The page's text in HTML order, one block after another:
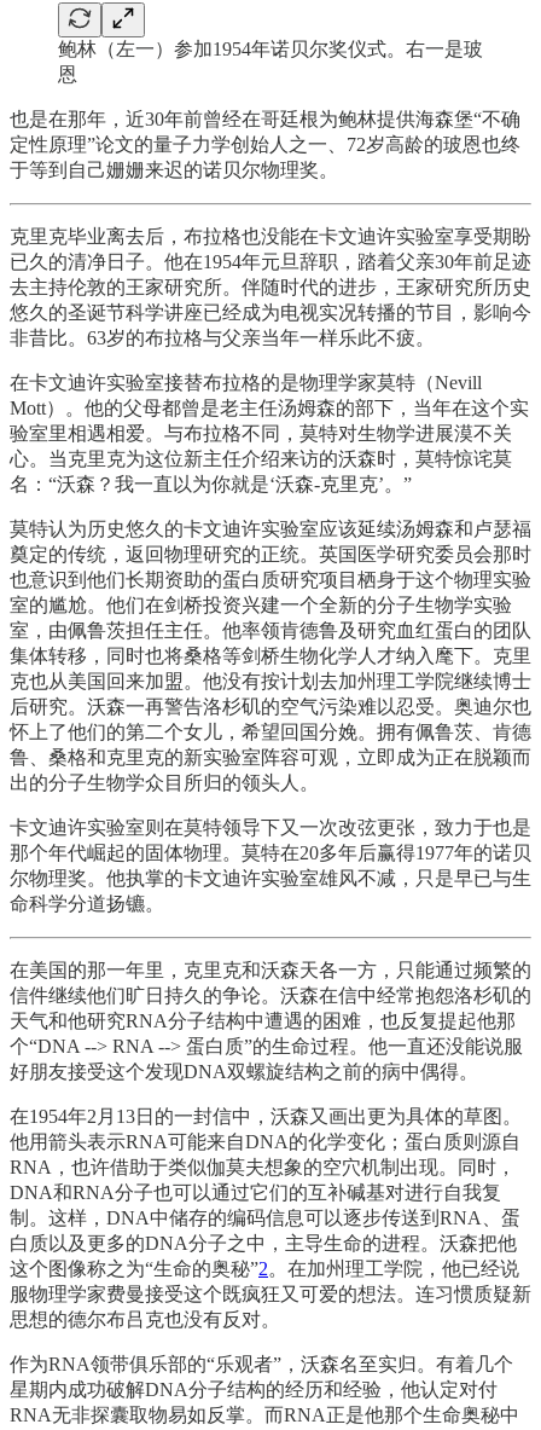
鲍林（左一）参加1954年诺贝尔奖仪式。右一是玻
恩
也是在那年，近30年前曾经在哥廷根为鲍林提供海森堡“不确
定性原理”论文的量子力学创始人之一、72岁高龄的玻恩也终
于等到自己姗姗来迟的诺贝尔物理奖。
克里克毕业离去后，布拉格也没能在卡文迪许实验室享受期盼
已久的清净日子。他在1954年元旦辞职，踏着父亲30年前足迹
去主持伦敦的王家研究所。伴随时代的进步，王家研究所历史
悠久的圣诞节科学讲座已经成为电视实况转播的节目，影响今
非昔比。63岁的布拉格与父亲当年一样乐此不疲。
在卡文迪许实验室接替布拉格的是物理学家莫特（Nevill
Mott）。他的父母都曾是老主任汤姆森的部下，当年在这个实
验室里相遇相爱。与布拉格不同，莫特对生物学进展漠不关
心。当克里克为这位新主任介绍来访的沃森时，莫特惊诧莫
名：“沃森？我一直以为你就是‘沃森-克里克’。”
莫特认为历史悠久的卡文迪许实验室应该延续汤姆森和卢瑟福
奠定的传统，返回物理研究的正统。英国医学研究委员会那时
也意识到他们长期资助的蛋白质研究项目栖身于这个物理实验
室的尴尬。他们在剑桥投资兴建一个全新的分子生物学实验
室，由佩鲁茨担任主任。他率领肯德鲁及研究血红蛋白的团队
集体转移，同时也将桑格等剑桥生物化学人才纳入麾下。克里
克也从美国回来加盟。他没有按计划去加州理工学院继续博士
后研究。沃森一再警告洛杉矶的空气污染难以忍受。奥迪尔也
怀上了他们的第二个女儿，希望回国分娩。拥有佩鲁茨、肯德
鲁、桑格和克里克的新实验室阵容可观，立即成为正在脱颖而
出的分子生物学众目所归的领头人。
卡文迪许实验室则在莫特领导下又一次改弦更张，致力于也是
那个年代崛起的固体物理。莫特在20多年后赢得1977年的诺贝
尔物理奖。他执掌的卡文迪许实验室雄风不减，只是早已与生
命科学分道扬镳。
在美国的那一年里，克里克和沃森天各一方，只能通过频繁的
信件继续他们旷日持久的争论。沃森在信中经常抱怨洛杉矶的
天气和他研究RNA分子结构中遭遇的困难，也反复提起他那
个“DNA --> RNA --> 蛋白质”的生命过程。他一直还没能说服
好朋友接受这个发现DNA双螺旋结构之前的病中偶得。
在1954年2月13日的一封信中，沃森又画出更为具体的草图。
他用箭头表示RNA可能来自DNA的化学变化；蛋白质则源自
RNA，也许借助于类似伽莫夫想象的空穴机制出现。同时，
DNA和RNA分子也可以通过它们的互补碱基对进行自我复
制。这样，DNA中储存的编码信息可以逐步传送到RNA、蛋
白质以及更多的DNA分子之中，主导生命的进程。沃森把他
这个图像称之为“生命的奥秘”2。在加州理工学院，他已经说
服物理学家费曼接受这个既疯狂又可爱的想法。连习惯质疑新
思想的德尔布吕克也没有反对。
作为RNA领带俱乐部的“乐观者”，沃森名至实归。有着几个
星期内成功破解DNA分子结构的经历和经验，他认定对付
RNA无非探囊取物易如反掌。而RNA正是他那个生命奥秘中